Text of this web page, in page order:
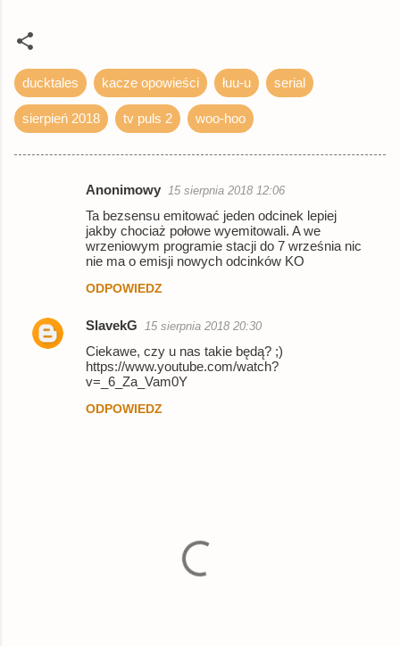
ducktales kacze opowieści łuu-u serial
sierpień 2018 tv puls 2 woo-hoo
t
a
Anonimowy 15 sierpnia 2018 12:06
Ta bezsensu emitować jeden odcinek lepiej
jakby chociaż połowe wyemitowali. A we
wrzeniowym programie stacji do 7 września nic
nie ma o emisji nowych odcinków KO
ODPOWIEDZ
SlavekG 15 sierpnia 2018 20:30
Ciekawe, czy u nas takie będą? ;)
https://www.youtube.com/watch?
v=_6_Za_Vam0Y
ODPOWIEDZ